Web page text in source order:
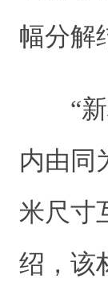
幅分解
“新
内由同
米尺寸
绍，该